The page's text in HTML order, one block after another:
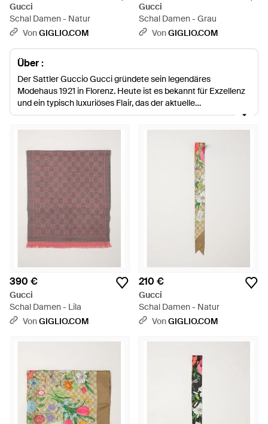
Gucci
Schal Damen - Natur
VonGIGLIO.COM
Gucci
Schal Damen - Grau
VonGIGLIO.COM
Über :
Der Sattler Guccio Gucci gründete sein legendäres
Modehaus 1921 in Florenz. Heute ist es bekannt für Exzellenz
und ein typisch luxuriöses Flair, das der aktuelle
Kreativdirektor Alessandro Michele mit einem modernen
Motiven und prunkvollen Mustern gestaltet, außerdem sind
Jacquard-Stolen, leichte Seidenmodelle mit Blumenmuster
und schicke Kaschmirtücher zu haben.
390 €
Gucci
Schal Damen - Lila
VonGIGLIO.COM
210 €
Gucci
Schal Damen - Natur
VonGIGLIO.COM